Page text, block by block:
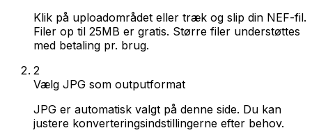
Klik på uploadområdet eller træk og slip din NEF-fil.
Filer op til 25MB er gratis. Større filer understøttes
med betaling pr. brug.
2
Vælg JPG som outputformat
JPG er automatisk valgt på denne side. Du kan
justere konverteringsindstillingerne efter behov.